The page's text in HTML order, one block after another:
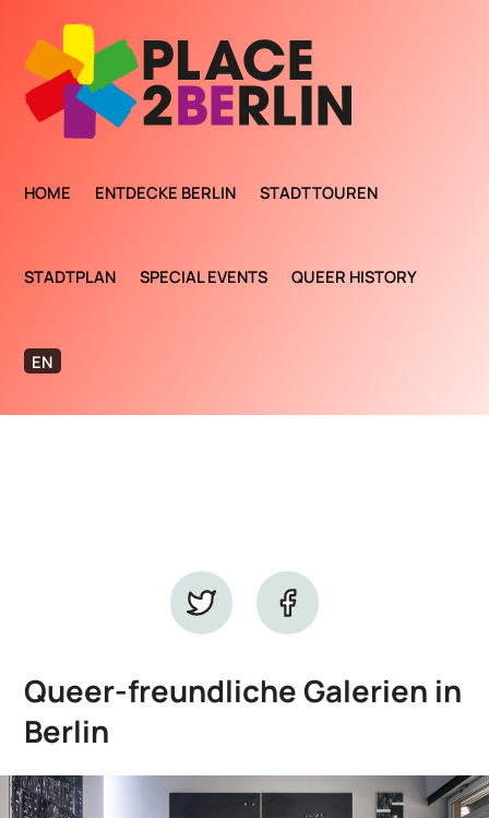
HOME ENTDECKE BERLIN STADTTOUREN
STADTPLAN SPECIAL EVENTS QUEER HISTORY
EN
Queer-freundliche Galerien in
Berlin